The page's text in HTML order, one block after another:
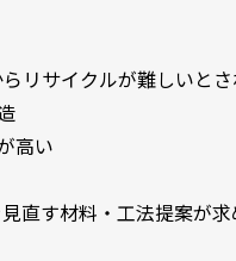
リサイクルが難しいとさ
高い
直す材料・工法提案が求